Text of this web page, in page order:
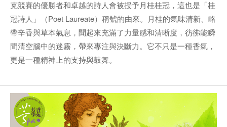
克競賽的優勝者和卓越的詩人會被授予月桂桂冠，這也是「桂
冠詩人」（Poet Laureate）稱號的由來。月桂的氣味清新、略
帶辛香與草本氣息，聞起來充滿了力量感和清晰度，彷彿能瞬
間清空腦中的迷霧，帶來專注與決斷力。它不只是一種香氣，
更是一種精神上的支持與鼓舞。